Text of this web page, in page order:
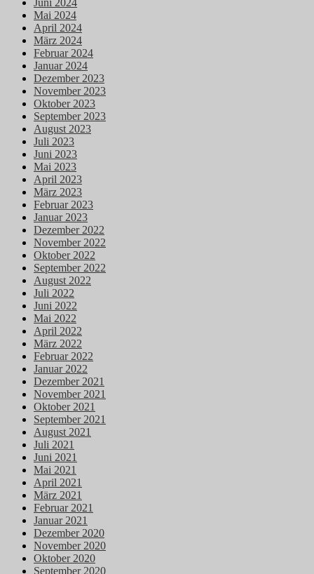
Juni 2024
Mai 2024
April 2024
März 2024
Februar 2024
Januar 2024
Dezember 2023
November 2023
Oktober 2023
September 2023
August 2023
Juli 2023
Juni 2023
Mai 2023
April 2023
März 2023
Februar 2023
Januar 2023
Dezember 2022
November 2022
Oktober 2022
September 2022
August 2022
Juli 2022
Juni 2022
Mai 2022
April 2022
März 2022
Februar 2022
Januar 2022
Dezember 2021
November 2021
Oktober 2021
September 2021
August 2021
Juli 2021
Juni 2021
Mai 2021
April 2021
März 2021
Februar 2021
Januar 2021
Dezember 2020
November 2020
Oktober 2020
September 2020